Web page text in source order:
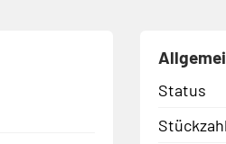
Status
Stückzahl